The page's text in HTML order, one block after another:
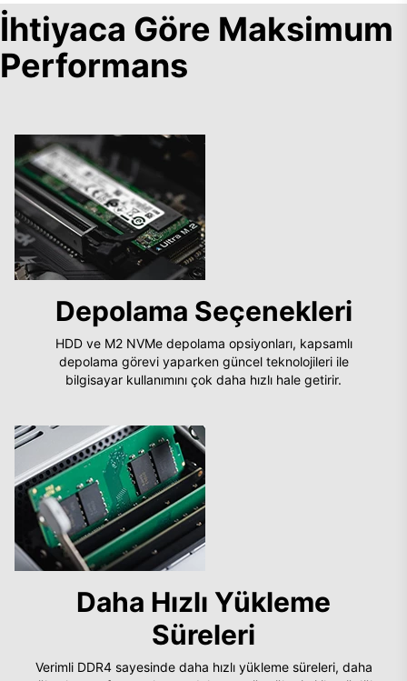
İhtiyaca Göre Maksimum
Performans
Depolama Seçenekleri
HDD ve M2 NVMe depolama opsiyonları, kapsamlı
depolama görevi yaparken güncel teknolojileri ile
bilgisayar kullanımını çok daha hızlı hale getirir.
Daha Hızlı Yükleme
Süreleri
Verimli DDR4 sayesinde daha hızlı yükleme süreleri, daha